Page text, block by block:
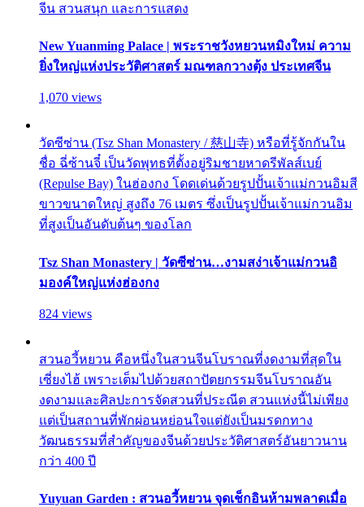
จีน สวนสนุก และการแสดง
New Yuanming Palace | พระราชวังหยวนหมิงใหม่ ความ
ยิ่งใหญ่แห่งประวัติศาสตร์ มณฑลกวางตุ้ง ประเทศจีน
1,070 views
วัดซีซ่าน (Tsz Shan Monastery / 慈山寺) หรือที่รู้จักกันใน
ชื่อ ฉี่ซ้านจี๋ เป็นวัดพุทธที่ตั้งอยู่ริมชายหาดรีพัลส์เบย์
(Repulse Bay) ในฮ่องกง โดดเด่นด้วยรูปปั้นเจ้าแม่กวนอิมสี
ขาวขนาดใหญ่ สูงถึง 76 เมตร ซึ่งเป็นรูปปั้นเจ้าแม่กวนอิม
ที่สูงเป็นอันดับต้นๆ ของโลก
Tsz Shan Monastery | วัดซีซ่าน…งามสง่าเจ้าแม่กวนอิ
มองค์ใหญ่แห่งฮ่องกง
824 views
สวนอวี้หยวน คือหนึ่งในสวนจีนโบราณที่งดงามที่สุดใน
เซี่ยงไฮ้ เพราะเต็มไปด้วยสถาปัตยกรรมจีนโบราณอัน
งดงามและศิลปะการจัดสวนที่ประณีต สวนแห่งนี้ไม่เพียง
แต่เป็นสถานที่พักผ่อนหย่อนใจแต่ยังเป็นมรดกทาง
วัฒนธรรมที่สำคัญของจีนด้วยประวัติศาสตร์อันยาวนาน
กว่า 400 ปี
Yuyuan Garden : สวนอวี้หยวน จุดเช็กอินห้ามพลาดเมื่อ